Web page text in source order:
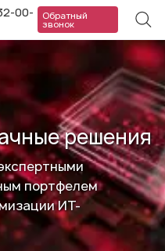
00-
Обратный
звонок
решения
портфелем
ИТ-